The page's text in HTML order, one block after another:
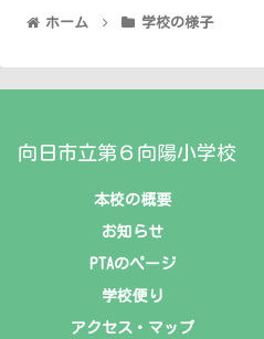
ホーム 学校の様子
向日市立第６向陽小学校
本校の概要
お知らせ
PTAのページ
学校便り
アクセス・マップ